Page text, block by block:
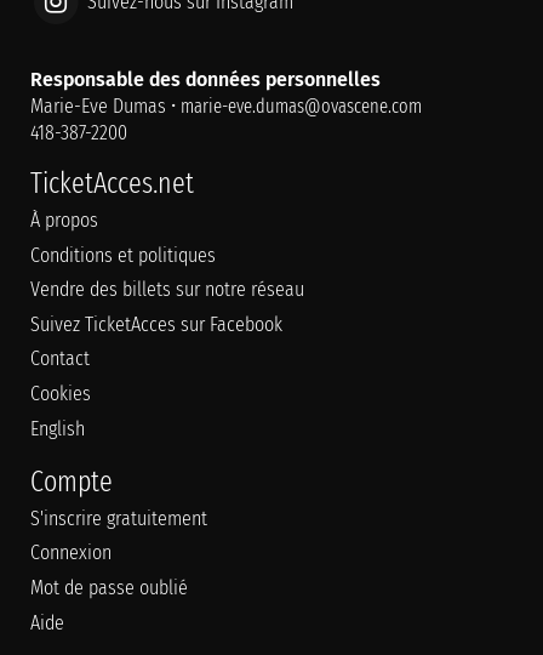
Responsable des données personnelles
Marie-Eve Dumas • marie-eve.dumas@ovascene.com
418-387-2200
TicketAcces.net
À propos
Conditions et politiques
Vendre des billets sur notre réseau
Suivez TicketAcces sur Facebook
Contact
Cookies
English
Compte
S'inscrire gratuitement
Connexion
Mot de passe oublié
Aide